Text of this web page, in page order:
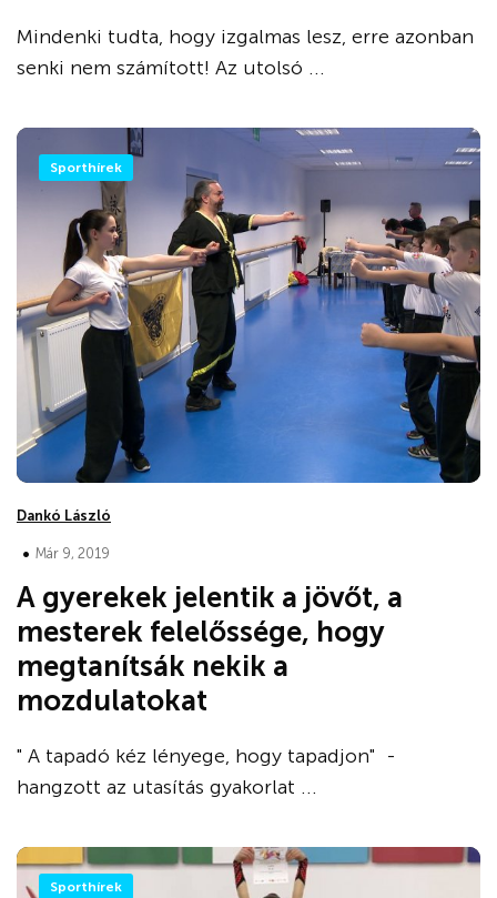
Mindenki tudta, hogy izgalmas lesz, erre azonban
senki nem számított! Az utolsó ...
Sporthírek
Dankó László
• Már 9, 2019
A gyerekek jelentik a jövőt, a
mesterek felelőssége, hogy
megtanítsák nekik a
mozdulatokat
" A tapadó kéz lényege, hogy tapadjon" -
hangzott az utasítás gyakorlat ...
Sporthírek